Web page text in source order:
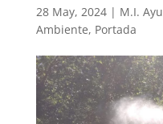
28 May, 2024| M.I.
Ambiente, Portada